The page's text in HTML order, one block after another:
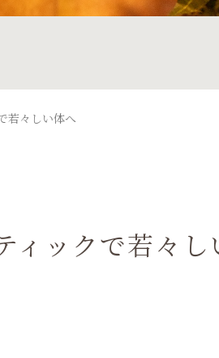
若々しい体へ
ィックで若々し